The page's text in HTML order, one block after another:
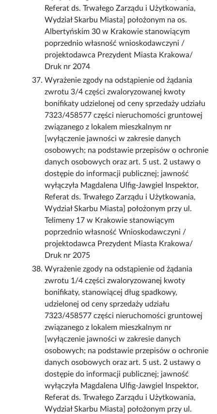
Referat ds. Trwałego Zarządu i Użytkowania,
Wydział Skarbu Miasta] położonym na os.
Albertyńskim 30 w Krakowie stanowiącym
poprzednio własność wnioskodawczyni /
projektodawca Prezydent Miasta Krakowa/
Druk nr 2074
Wyrażenie zgody na odstąpienie od żądania
zwrotu 3/4 części zwaloryzowanej kwoty
bonifikaty udzielonej od ceny sprzedaży udziału
7323/458577 części nieruchomości gruntowej
związanego z lokalem mieszkalnym nr
[wyłączenie jawności w zakresie danych
osobowych; na podstawie przepisów o ochronie
danych osobowych oraz art. 5 ust. 2 ustawy o
dostępie do informacji publicznej; jawność
wyłączyła Magdalena Ulfig-Jawgiel Inspektor,
Referat ds. Trwałego Zarządu i Użytkowania,
Wydział Skarbu Miasta] położonym przy ul.
Telimeny 17 w Krakowie stanowiącym
poprzednio własność Wnioskodawczyni /
projektodawca Prezydent Miasta Krakowa/
Druk nr 2075
Wyrażenie zgody na odstąpienie od żądania
zwrotu 1/4 części zwaloryzowanej kwoty
bonifikaty, stanowiącej dług spadkowy,
udzielonej od ceny sprzedaży udziału
7323/458577 części nieruchomości gruntowej
związanego z lokalem mieszkalnym nr
[wyłączenie jawności w zakresie danych
osobowych; na podstawie przepisów o ochronie
danych osobowych oraz art. 5 ust. 2 ustawy o
dostępie do informacji publicznej; jawność
wyłączyła Magdalena Ulfig-Jawgiel Inspektor,
Referat ds. Trwałego Zarządu i Użytkowania,
Wydział Skarbu Miasta] położonym przy ul.